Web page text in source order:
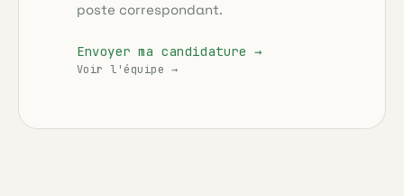
poste correspondant.
Envoyer ma candidature →
Voir l'équipe →